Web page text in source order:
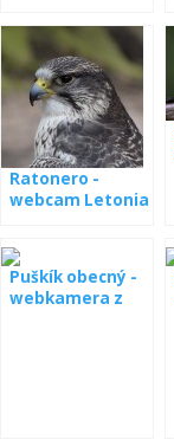
Ratonero -
webcam Letonia
Puškík obecný -
webkamera z